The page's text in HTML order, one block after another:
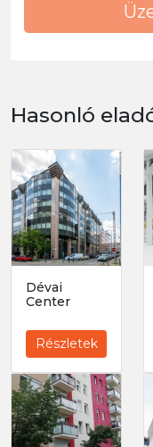
Hasonló
Dévai
Center
Részletek